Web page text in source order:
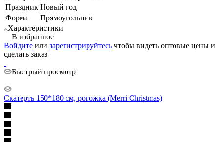
Праздник Новый год
Форма
Прямоугольник
Характеристики
В избранное
Войдите или зарегистрируйтесь чтобы видеть оптовые цены и
сделать заказ
Быстрый просмотр
Скатерть 150*180 см, рогожка (Merri Christmas)